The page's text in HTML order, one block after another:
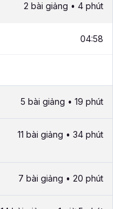
2 bài giảng • 4 phút
04:58
5 bài giảng • 19 phút
11 bài giảng • 34 phút
7 bài giảng • 20 phút